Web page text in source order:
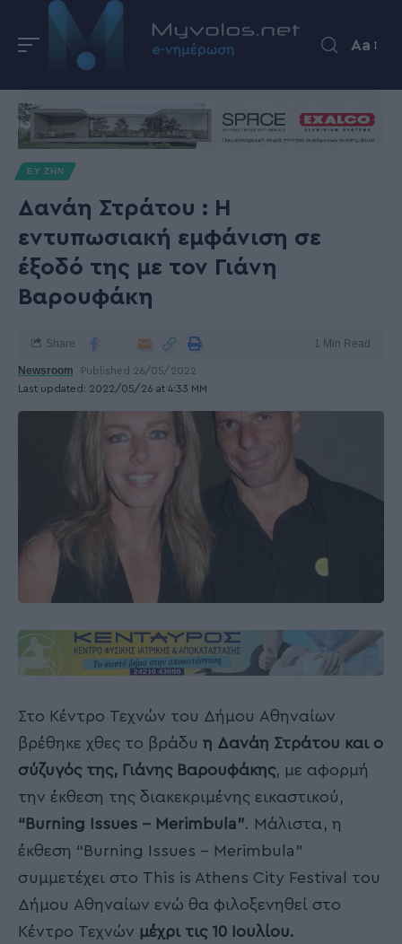
Aa
ΕΥ ΖΗΝ
Δανάη Στράτου : Η
εντυπωσιακή εμφάνιση σε
έξοδό της με τον Γιάνη
Βαρουφάκη
Last updated: 2022/05/26 at 4:33 ΜΜ
Newsroom Published 26/05/2022
Share 1 Min Read
Στο Κέντρο Τεχνών του Δήμου Αθηναίων
βρέθηκε χθες το βράδυ η Δανάη Στράτου και ο
σύζυγός της, Γιάνης Βαρουφάκης, με αφορμή
την έκθεση της διακεκριμένης εικαστικού,
“Burning Issues – Merimbula”. Μάλιστα, η
έκθεση “Burning Issues – Merimbula”
συμμετέχει στο This is Athens City Festival του
Δήμου Αθηναίων ενώ θα φιλοξενηθεί στο
Κέντρο Τεχνών μέχρι τις 10 Ιουλίου.